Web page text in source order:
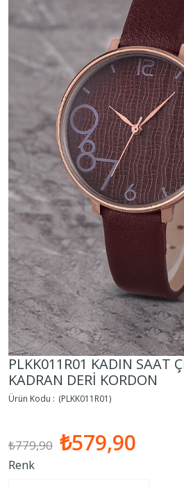
PLKK011R01 KADIN SAAT
KADRAN DERİ KORDON
(PLKK011R01)
₺779,90 ₺579,90
Renk